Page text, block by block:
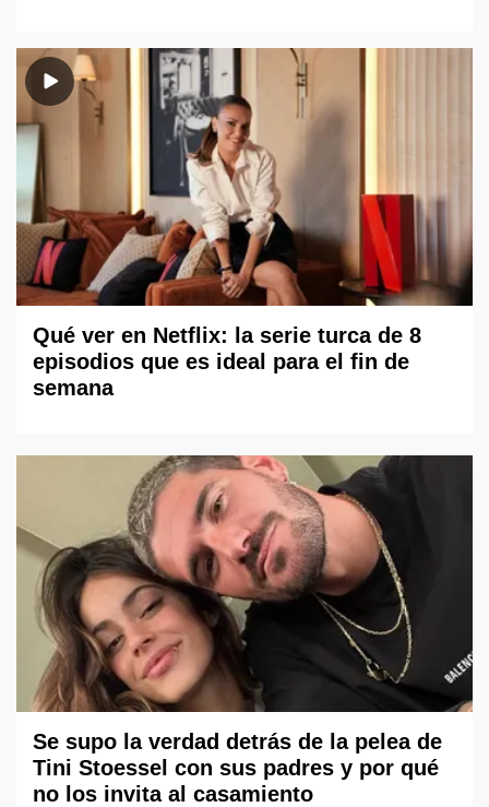
Qué ver en Netflix: la serie turca de 8
episodios que es ideal para el fin de
semana
Se supo la verdad detrás de la pelea de
Tini Stoessel con sus padres y por qué
no los invita al casamiento